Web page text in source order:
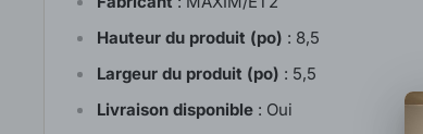
Hauteur du produit (po) : 8,5
Largeur du produit (po) : 5,5
Livraison disponible : Oui